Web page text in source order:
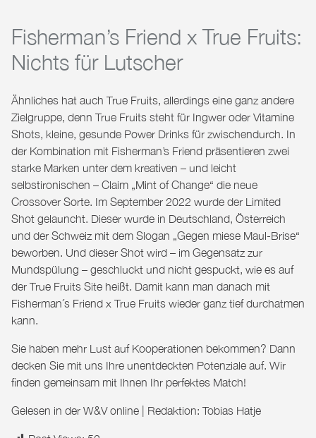
Fisherman’s Friend x True Fruits:
Nichts für Lutscher
Ähnliches hat auch True Fruits, allerdings eine ganz andere
Zielgruppe, denn True Fruits steht für Ingwer oder Vitamine
Shots, kleine, gesunde Power Drinks für zwischendurch. In
der Kombination mit Fisherman’s Friend präsentieren zwei
starke Marken unter dem kreativen – und leicht
selbstironischen – Claim „Mint of Change“ die neue
Crossover Sorte. Im September 2022 wurde der Limited
Shot gelauncht. Dieser wurde in Deutschland, Österreich
und der Schweiz mit dem Slogan „Gegen miese Maul-Brise“
beworben. Und dieser Shot wird – im Gegensatz zur
Mundspülung – geschluckt und nicht gespuckt, wie es auf
der True Fruits Site heißt. Damit kann man danach mit
Fisherman´s Friend x True Fruits wieder ganz tief durchatmen
kann.
Sie haben mehr Lust auf Kooperationen bekommen? Dann
decken Sie mit uns Ihre unentdeckten Potenziale auf. Wir
finden gemeinsam mit Ihnen Ihr perfektes Match!
Gelesen in der W&V online | Redaktion: Tobias Hatje